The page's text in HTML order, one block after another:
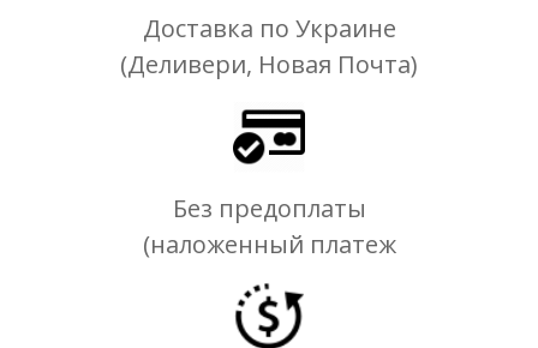
Доставка по Украине
(Деливери, Новая Почта)
Без предоплаты
(наложенный платеж